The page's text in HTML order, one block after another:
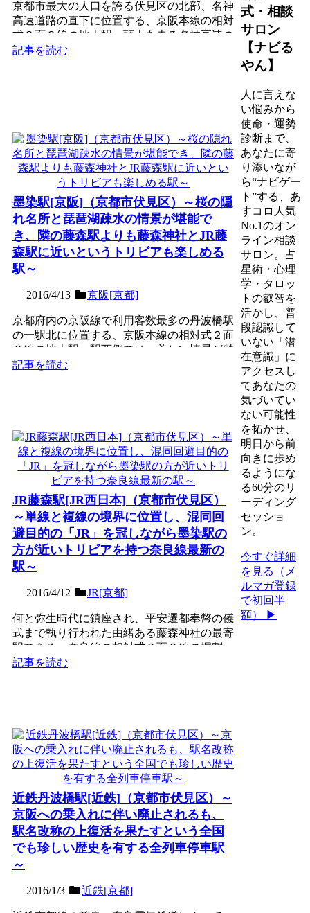
京都市最大の人口を誇る伏見区の北部、名神
高速道路の直下に位置する、京阪本線の相対
式２面２線の地上駅。頭上を走る名神高速の
影響で景観が激変した...
記事を読む
墨染駅[京阪]（京都市伏見区）～桜の隠
れ名所と琵琶湖疎水の情景が堪能で
き、隣の藤森駅よりも藤森神社とJR藤
森駅に近いというトリビアも楽しめる
駅～
2016/4/13 京阪[京都]
京都府内の京阪線で利用客数最多の丹波橋駅
の一駅北に位置する、京阪本線の相対式２面
２線の地上駅。駅西側では、美しい情景が魅
力の国の史跡・琵琶湖...
記事を読む
JR藤森駅[JR西日本]（京都市伏見区）
～単線と複線の境界に位置し、混同回
避目的の「JR」を冠しながら墨染駅の
方が近いトリビアを持つ奈良線最新の
駅～
2016/4/12 JR[京都]
何と弥生時代に鎮座され、平安遷都奉幣の儀
式まで執り行われた由緒ある藤森神社の最寄
駅である、奈良線の相対式２面２線の掘割
駅。100年の歴史を持...
記事を読む
近鉄丹波橋駅[近鉄]（京都市伏見区）～
京阪への乗入れに伴い廃止されるも、
駅名改称の上復活を果たすという全国
でも珍しい歴史を有する全列車停車駅
～
2016/1/3 近鉄[京都]
式・相談
サロン
【ナビる
やん】
人に言えな
い悩みから
使命・運勢
診断まで、
あなたに寄
り添いなが
ら“ナビゲー
ト”する、あ
すコロ人気
No.1のオン
ライン相談
サロン。占
星術・心理
学・タロッ
トの叡智を
活かし、普
段認識して
いない「潜
在意識」に
アクセスし
てあなたの
気づいてい
ない可能性
を拓かせ、
明日から前
向きに歩め
るようにな
る60分のリ
ーディング
セッショ
ン。
今すぐ詳細
を見る（メ
ルマガ登録
で初回半
額） ▶